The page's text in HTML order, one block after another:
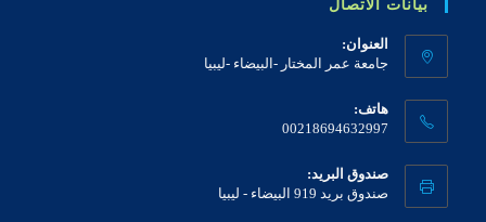
بيانات الاتصال
العنوان:
جامعة عمر المختار -البيضاء -ليبيا
هاتف:
00218694632997
صندوق البريد:
صندوق بريد 919 البيضاء - ليبيا